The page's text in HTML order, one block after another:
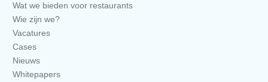
Wat we bieden voor restaurants
Wie zijn we?
Vacatures
Cases
Nieuws
Whitepapers